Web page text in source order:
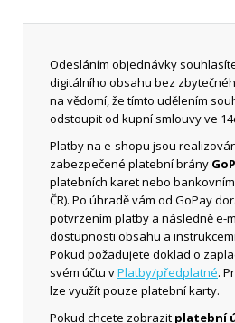
Odesláním objednávky
digitálního obsahu bez
na vědomí, že tímto udělením
odstoupit od kupní smlouvy ve
Platby na e-shopu jsou
zabezpečené platební brány
platebních karet nebo
ČR). Po úhradě vám od GoPay
potvrzením platby a následně e-
dostupnosti obsahu a
Pokud požadujete doklad o
svém účtu vPlatby/předplatné.
lze využít pouze platební karty.
Pokud chcete zobrazit platební